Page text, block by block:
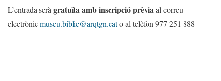
L’entrada serà gratuïta amb inscripció prèviaal correu
electrònicmuseu.biblic@arqtgn.cato al telèfon 977 251 888